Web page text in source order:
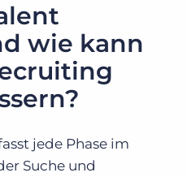
wie kann
jede Phase im
Suche und